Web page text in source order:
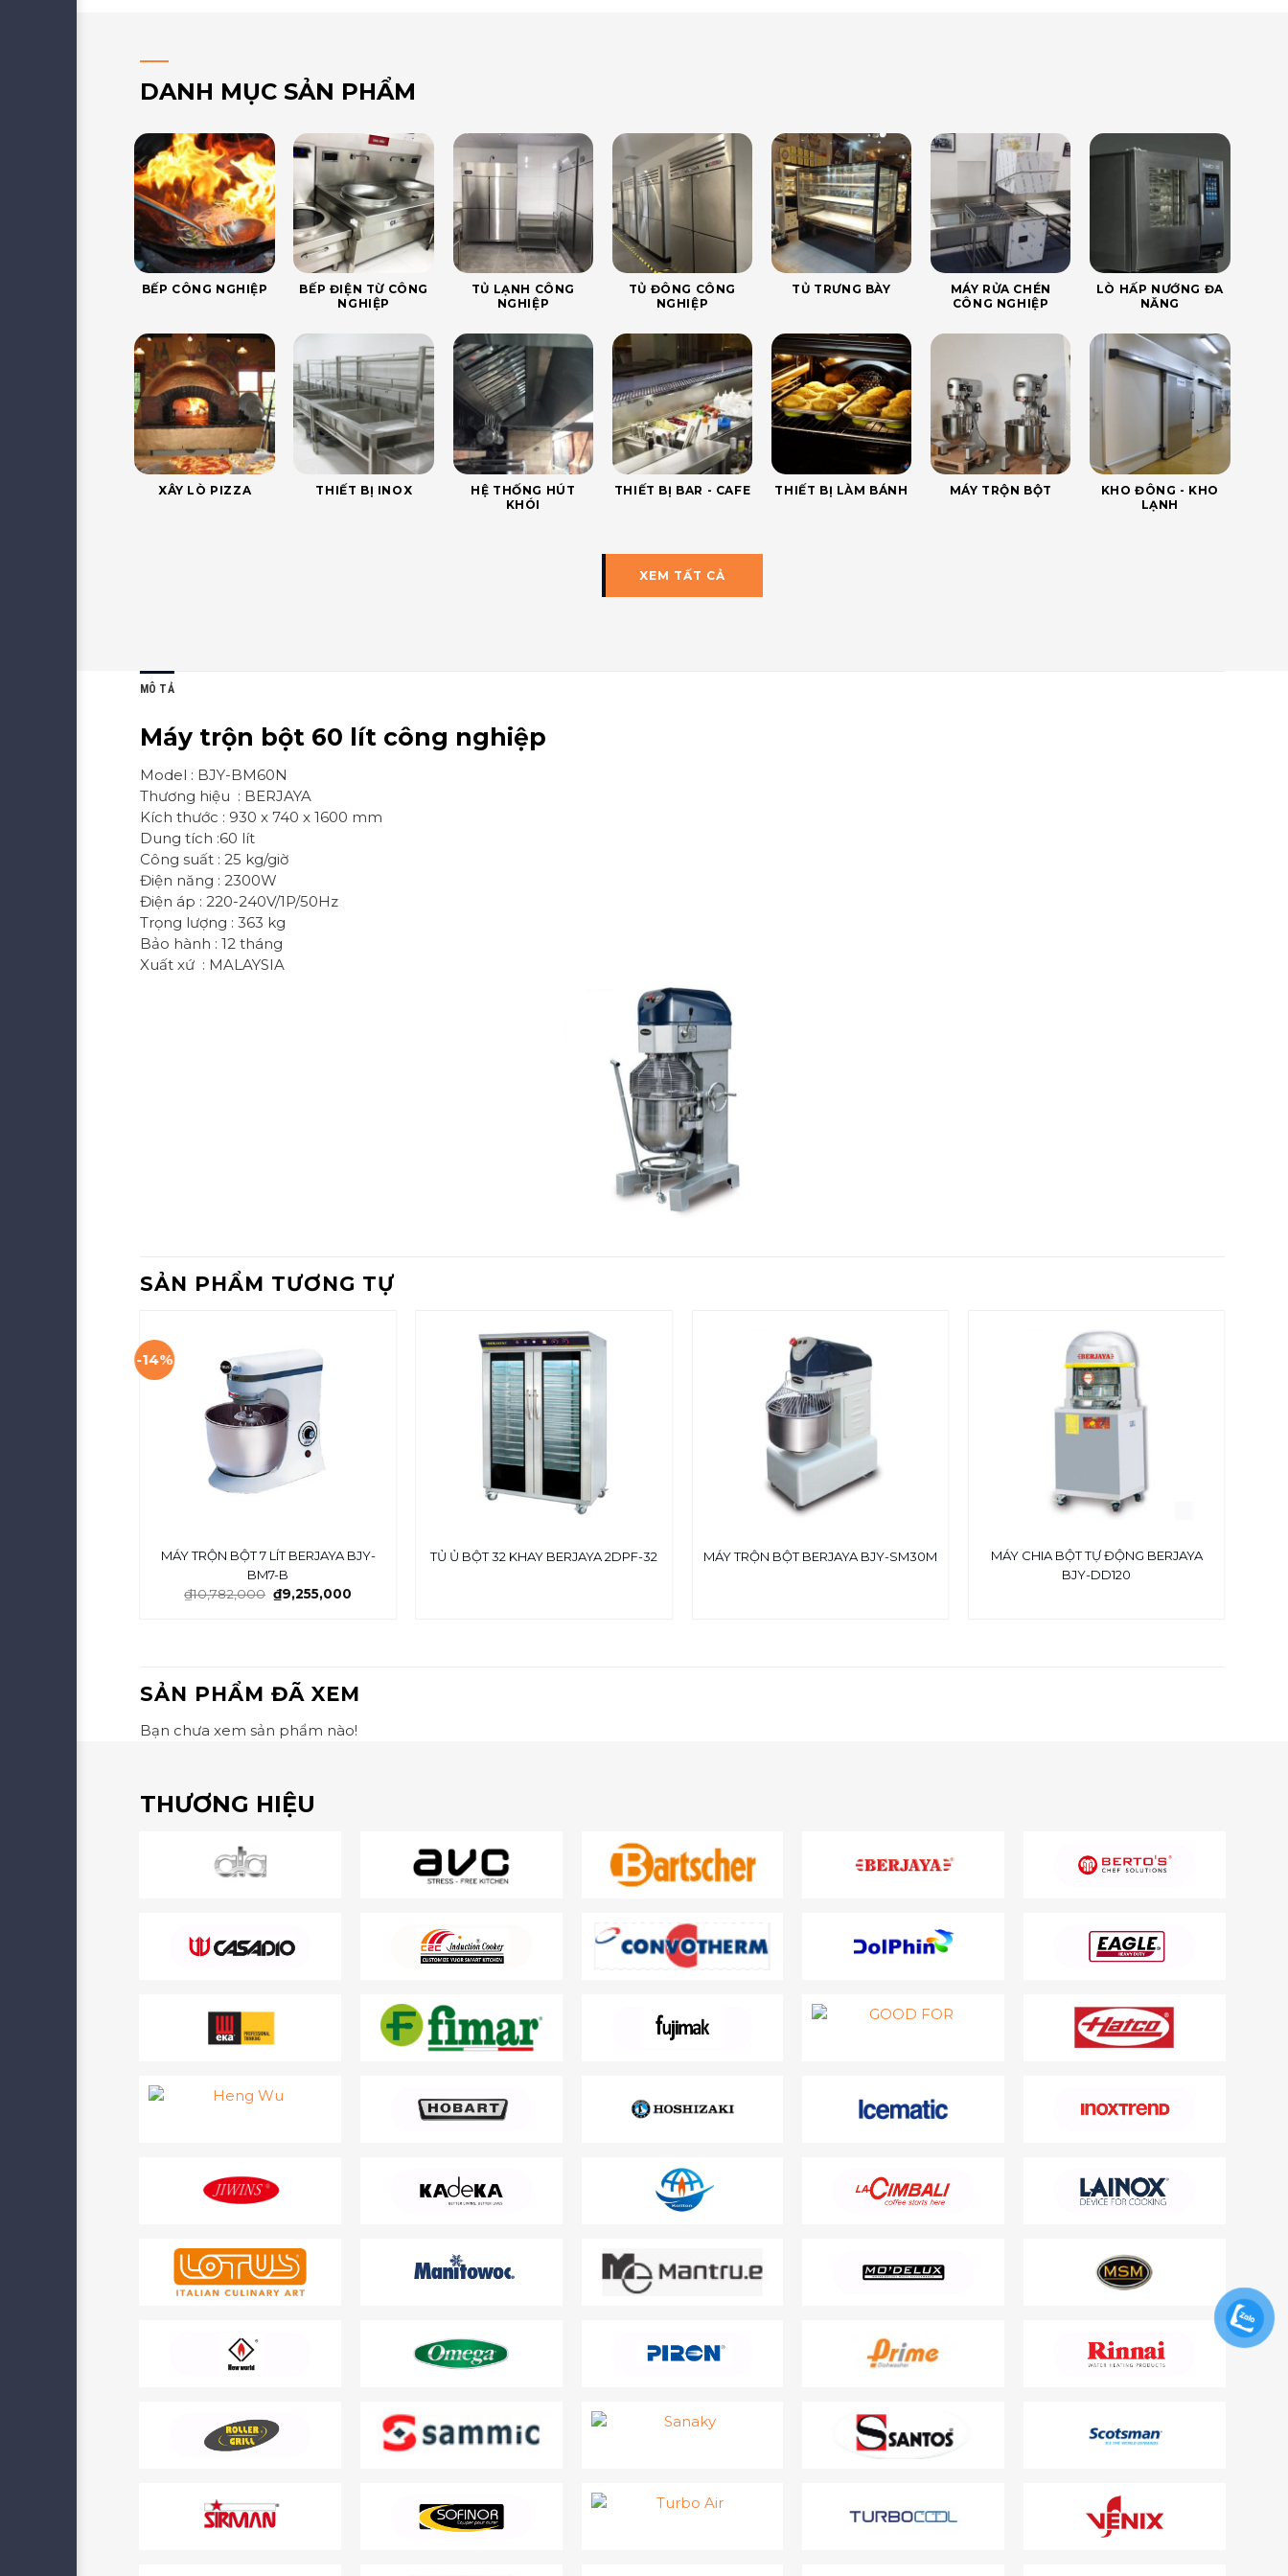
DANH MỤC SẢN PHẨM
BẾP CÔNG NGHIỆP
BẾP ĐIỆN TỪ CÔNG
NGHIỆP
TỦ LẠNH CÔNG
NGHIỆP
TỦ ĐÔNG CÔNG
NGHIỆP
TỦ TRƯNG BÀY
MÁY RỬA CHÉN
CÔNG NGHIỆP
LÒ HẤP NƯỚNG ĐA
NĂNG
XÂY LÒ PIZZA THIẾT BỊ INOX
HỆ THỐNG HÚT
KHÓI
THIẾT BỊ BAR - CAFE THIẾT BỊ LÀM BÁNH MÁY TRỘN BỘT
KHO ĐÔNG - KHO
LẠNH
XEM TẤT CẢ
MÔ TẢ
Máy trộn bột 60 lít công nghiệp
Model : BJY-BM60N
Thương hiệu : BERJAYA
Kích thước : 930 x 740 x 1600 mm
Dung tích :60 lít
Công suất : 25 kg/giờ
Điện năng : 2300W
Điện áp : 220-240V/1P/50Hz
Trọng lượng : 363 kg
Bảo hành : 12 tháng
Xuất xứ : MALAYSIA
SẢN PHẨM TƯƠNG TỰ
-14%
MÁY TRỘN BỘT 7 LÍT BERJAYA BJY-
BM7-B
₫10,782,000 ₫9,255,000
TỦ Ủ BỘT 32 KHAY BERJAYA 2DPF-32 MÁY TRỘN BỘT BERJAYA BJY-SM30M
MÁY CHIA BỘT TỰ ĐỘNG BERJAYA
BJY-DD120
SẢN PHẨM ĐÃ XEM
Bạn chưa xem sản phẩm nào!
THƯƠNG HIỆU